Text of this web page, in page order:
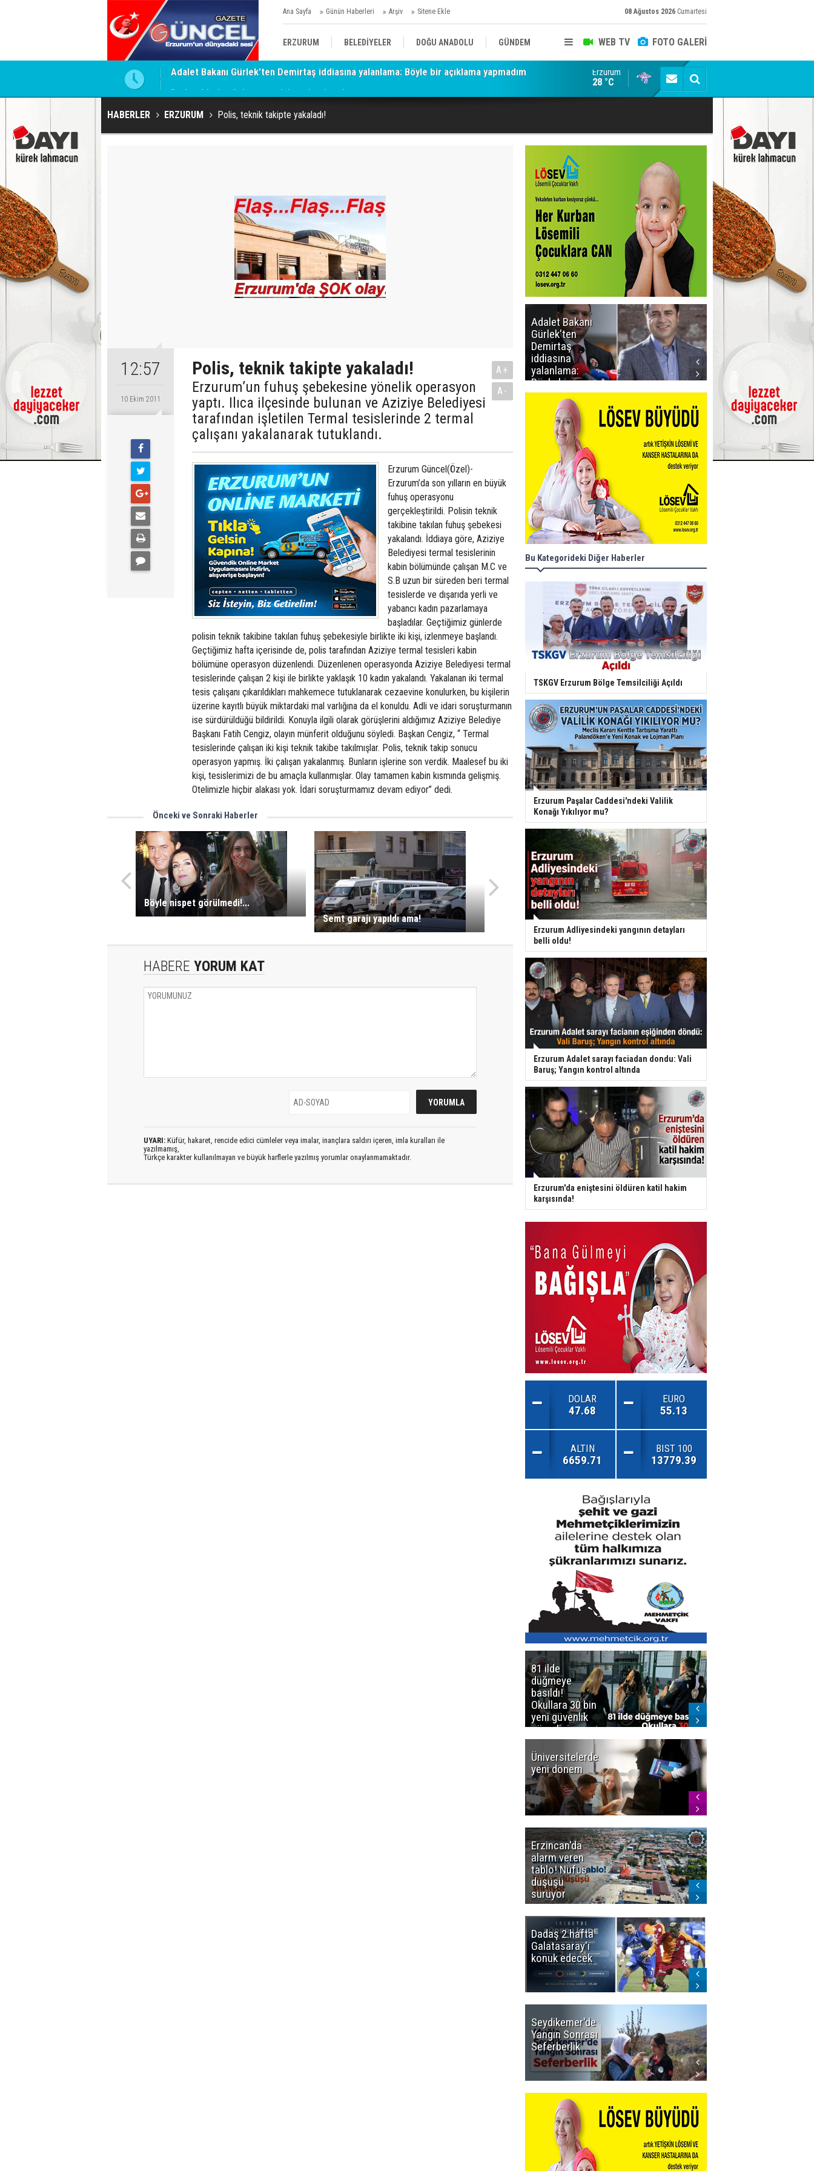
Ana Sayfa Günün Haberleri Arşiv Sitene Ekle 08 Ağustos 2026 Cumartesi
WEB TV FOTO GALERİ
ERZURUM BELEDİYELER DOĞU ANADOLU GÜNDEM
SİYASET AFAD/ SAVAŞ SPOR
KÜLTÜR/SANAT//MAĞAZİN
Dadaş 2.hafta Galatasaray'ı konuk edecek Devlet Bahçeli 20 bin kişinin katıldığı düğünde
Erzurum
28 °C
HABERLER ERZURUM Polis, teknik takipte yakaladı!
12:57
10 Ekim 2011
Polis, teknik takipte yakaladı!
Erzurum’un fuhuş şebekesine yönelik operasyon
yaptı. Ilıca ilçesinde bulunan ve Aziziye Belediyesi
tarafından işletilen Termal tesislerinde 2 termal
çalışanı yakalanarak tutuklandı.
A+
A-
Erzurum Güncel(Özel)-
Erzurum’da son yılların en büyük
fuhuş operasyonu
gerçekleştirildi. Polisin teknik
takibine takılan fuhuş şebekesi
yakalandı. İddiaya göre, Aziziye
Belediyesi termal tesislerinin
kabin bölümünde çalışan M.C ve
S.B uzun bir süreden beri termal
tesislerde ve dışarıda yerli ve
yabancı kadın pazarlamaya
başladılar. Geçtiğimiz günlerde
polisin teknik takibine takılan fuhuş şebekesiyle birlikte iki kişi, izlenmeye başlandı.
Geçtiğimiz hafta içerisinde de, polis tarafından Aziziye termal tesisleri kabin
bölümüne operasyon düzenlendi. Düzenlenen operasyonda Aziziye Belediyesi termal
tesislerinde çalışan 2 kişi ile birlikte yaklaşık 10 kadın yakalandı. Yakalanan iki termal
tesis çalışanı çıkarıldıkları mahkemece tutuklanarak cezaevine konulurken, bu kişilerin
üzerine kayıtlı büyük miktardaki mal varlığına da el konuldu. Adli ve idari soruşturmanın
ise sürdürüldüğü bildirildi. Konuyla ilgili olarak görüşlerini aldığımız Aziziye Belediye
Başkanı Fatih Cengiz, olayın münferit olduğunu söyledi. Başkan Cengiz, “ Termal
tesislerinde çalışan iki kişi teknik takibe takılmışlar. Polis, teknik takip sonucu
operasyon yapmış. İki çalışan yakalanmış. Bunların işlerine son verdik. Maalesef bu iki
kişi, tesislerimizi de bu amaçla kullanmışlar. Olay tamamen kabin kısmında gelişmiş.
Otelimizle hiçbir alakası yok. İdari soruşturmamız devam ediyor” dedi.
Önceki ve Sonraki Haberler
Böyle nispet görülmedi!...
Semt garajı yapıldı ama!
HABERE YORUM KAT
UYARI: Küfür, hakaret, rencide edici cümleler veya imalar, inançlara saldırı içeren, imla kuralları ile
yazılmamış,
Türkçe karakter kullanılmayan ve büyük harflerle yazılmış yorumlar onaylanmamaktadır.
Adalet Bakanı
Gürlek'ten
Demirtaş
iddiasına
yalanlama:
Böyle bir
açıklama
yapmadım
konuk edecek
Bu Kategorideki Diğer Haberler
TSKGV Erzurum Bölge Temsilciliği Açıldı
Erzurum Paşalar Caddesi'ndeki Valilik
Konağı Yıkılıyor mu?
Erzurum Adliyesindeki yangının detayları
belli oldu!
Erzurum Adalet sarayı faciadan dondu: Vali
Baruş; Yangın kontrol altında
Erzurum'da eniştesini öldüren katil hakim
karşısında!
DOLAR
47.68
EURO
55.13
ALTIN
6659.71
BIST 100
13779.39
81 ilde
düğmeye
basıldı!
Okullara 30 bin
yeni güvenlik
görevlisi
Üniversitelerde
yeni dönem
Erzincan'da
alarm veren
tablo! Nüfus
düşüşü
sürüyor
Dadaş 2.hafta
Galatasaray'ı
konuk edecek
Seydikemer'de
Yangın Sonrası
Seferberlik